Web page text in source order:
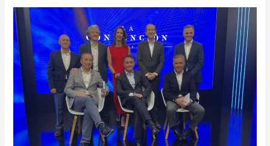
PELAYO
Y
AGROPELAYO
PRESENTAN
SUS
PRINCIPALES
LÍNEAS
ESTRATÉGICAS
EN
LA
CONVENCION
NACIONAL
AGENTES
CORREDORES